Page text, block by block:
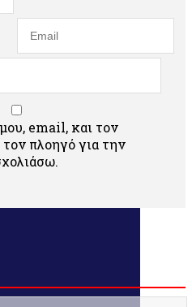
email, και τον
πλοηγό για την